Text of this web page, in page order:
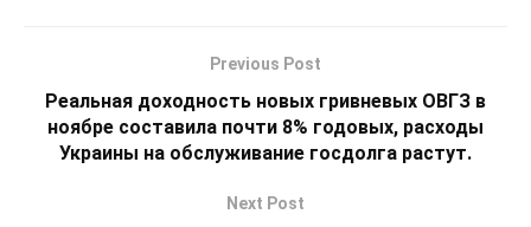
Previous Post
Реальная доходность новых гривневых ОВГЗ в
ноябре составила почти 8% годовых, расходы
Украины на обслуживание госдолга растут.
Next Post